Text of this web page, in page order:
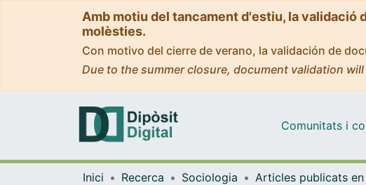
Amb motiu del tancament d'estiu, la validació
molèsties.
Con motivo del cierre de verano, la validación de
Due to the summer closure, document validation
Comunitats i
Inici Recerca Sociologia